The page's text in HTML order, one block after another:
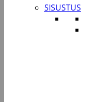
SISUSTUS